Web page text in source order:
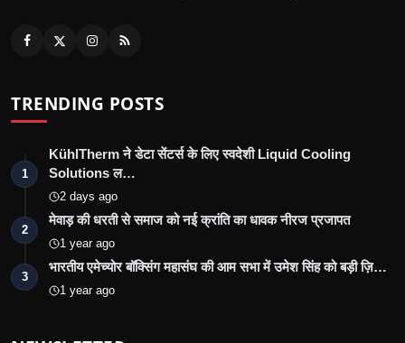
TRENDING POSTS
1
KühlTherm ने डेटा सेंटर्स के लिए स्वदेशी Liquid Cooling
Solutions ल…
2 days ago
2
मेवाड़ की धरती से समाज को नई क्रांति का धावक नीरज प्रजापत
1 year ago
3
भारतीय एमेच्योर बॉक्सिंग महासंघ की आम सभा में उमेश सिंह को बड़ी ज़ि…
1 year ago